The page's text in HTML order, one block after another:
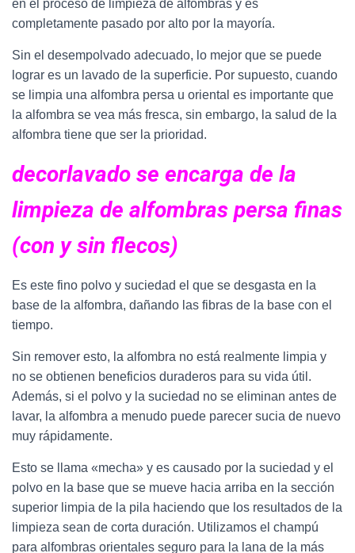
en el proceso de limpieza de alfombras y es
completamente pasado por alto por la mayoría.
Sin el desempolvado adecuado, lo mejor que se puede
lograr es un lavado de la superficie. Por supuesto, cuando
se limpia una alfombra persa u oriental es importante que
la alfombra se vea más fresca, sin embargo, la salud de la
alfombra tiene que ser la prioridad.
decorlavado se encarga de la
limpieza de alfombras persa finas
(con y sin flecos)
Es este fino polvo y suciedad el que se desgasta en la
base de la alfombra, dañando las fibras de la base con el
tiempo.
Sin remover esto, la alfombra no está realmente limpia y
no se obtienen beneficios duraderos para su vida útil.
Además, si el polvo y la suciedad no se eliminan antes de
lavar, la alfombra a menudo puede parecer sucia de nuevo
muy rápidamente.
Esto se llama «mecha» y es causado por la suciedad y el
polvo en la base que se mueve hacia arriba en la sección
superior limpia de la pila haciendo que los resultados de la
limpieza sean de corta duración. Utilizamos el champú
para alfombras orientales seguro para la lana de la más